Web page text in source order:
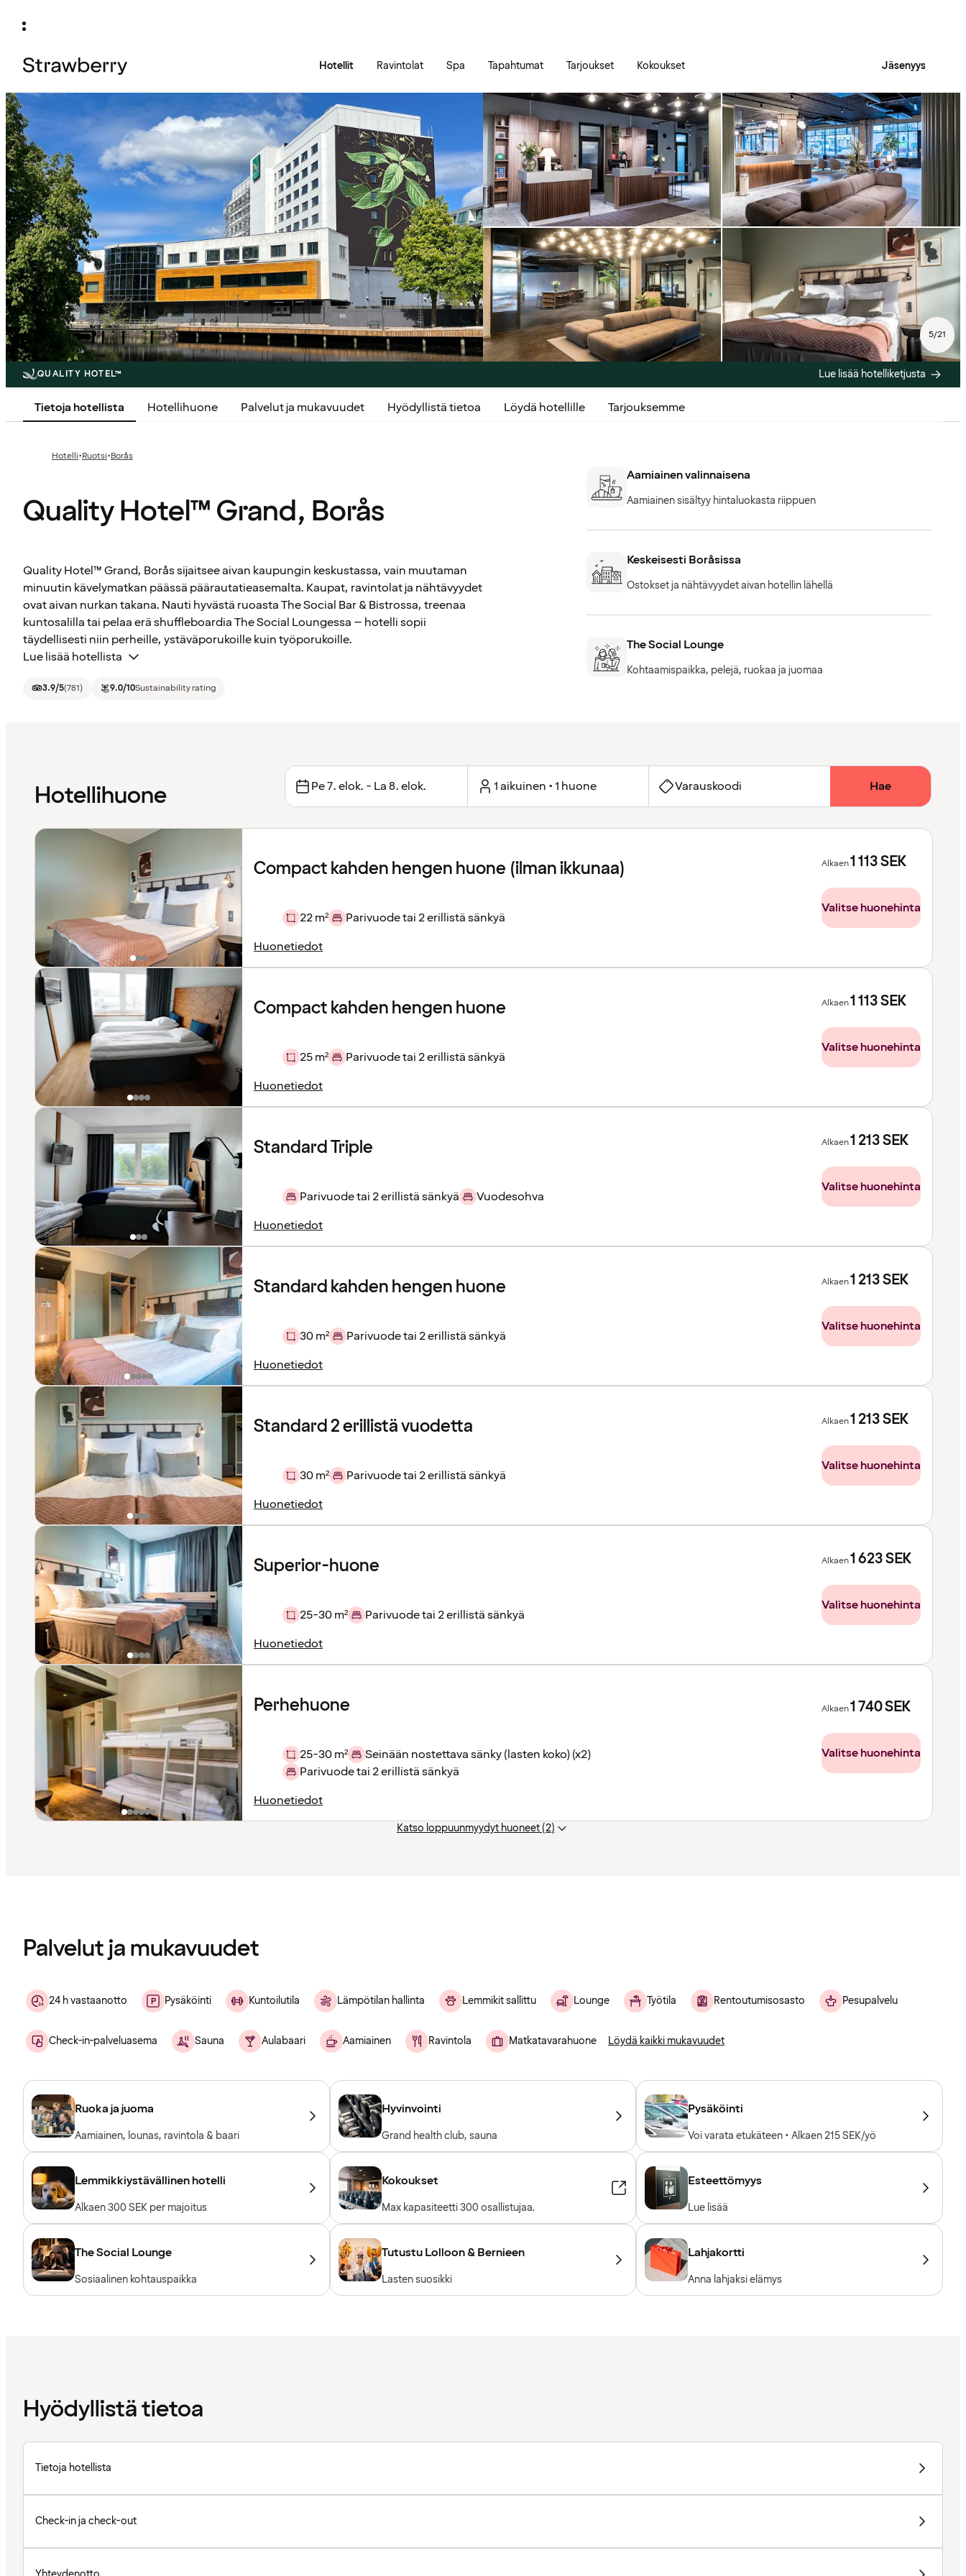
Hotellit Ravintolat Spa Tapahtumat Tarjoukset Kokoukset Jäsenyys
5/21
QUALITY HOTEL™ Lue lisää hotelliketjusta
Tietoja hotellista Hotellihuone Palvelut ja mukavuudet Hyödyllistä tietoa Löydä hotellille Tarjouksemme
Hotelli·Ruotsi·Borås
Quality Hotel™ Grand, Borås
Quality Hotel™ Grand, Borås sijaitsee aivan kaupungin keskustassa, vain muutaman
minuutin kävelymatkan päässä päärautatieasemalta. Kaupat, ravintolat ja nähtävyydet
ovat aivan nurkan takana. Nauti hyvästä ruoasta The Social Bar & Bistrossa, treenaa
kuntosalilla tai pelaa erä shuffleboardia The Social Loungessa – hotelli sopii
täydellisesti niin perheille, ystäväporukoille kuin työporukoille.
Lue lisää hotellista
3.9/5(781) 9.0/10Sustainability rating
Aamiainen valinnaisena
Aamiainen sisältyy hintaluokasta riippuen
Keskeisesti Boråsissa
Ostokset ja nähtävyydet aivan hotellin lähellä
The Social Lounge
Kohtaamispaikka, pelejä, ruokaa ja juomaa
Hotellihuone Pe 7. elok. - La 8. elok. 1 aikuinen • 1 huone Varauskoodi Hae
Compact kahden hengen huone (ilman ikkunaa)
22 m²
Parivuode tai 2 erillistä sänkyä
Huonetiedot
Alkaen1 113SEK
Valitse huonehinta
Compact kahden hengen huone
25 m²
Parivuode tai 2 erillistä sänkyä
Huonetiedot
Alkaen1 113SEK
Valitse huonehinta
Standard Triple
Parivuode tai 2 erillistä sänkyä
Vuodesohva
Huonetiedot
Alkaen1 213SEK
Valitse huonehinta
Standard kahden hengen huone
30 m²
Parivuode tai 2 erillistä sänkyä
Huonetiedot
Alkaen1 213SEK
Valitse huonehinta
Standard 2 erillistä vuodetta
30 m²
Parivuode tai 2 erillistä sänkyä
Huonetiedot
Alkaen1 213SEK
Valitse huonehinta
Superior-huone
25-30 m²
Parivuode tai 2 erillistä sänkyä
Huonetiedot
Alkaen1 623SEK
Valitse huonehinta
Perhehuone
25-30 m²
Seinään nostettava sänky (lasten koko) (x2)
Parivuode tai 2 erillistä sänkyä
Huonetiedot
Alkaen1 740SEK
Valitse huonehinta
Katso loppuunmyydyt huoneet (2)
Palvelut ja mukavuudet
24 h vastaanotto Pysäköinti Kuntoilutila Lämpötilan hallinta Lemmikit sallittu Lounge Työtila Rentoutumisosasto Pesupalvelu
Check-in-palveluasema Sauna Aulabaari Aamiainen Ravintola Matkatavarahuone Löydä kaikki mukavuudet
Ruoka ja juoma
Aamiainen, lounas, ravintola & baari
Hyvinvointi
Grand health club, sauna
Pysäköinti
Voi varata etukäteen • Alkaen 215 SEK/yö
Lemmikkiystävällinen hotelli
Alkaen 300 SEK per majoitus
Kokoukset
Max kapasiteetti 300 osallistujaa.
Esteettömyys
Lue lisää
The Social Lounge
Sosiaalinen kohtauspaikka
Tutustu Lolloon & Bernieen
Lasten suosikki
Lahjakortti
Anna lahjaksi elämys
Hyödyllistä tietoa
Tietoja hotellista
Check-in ja check-out